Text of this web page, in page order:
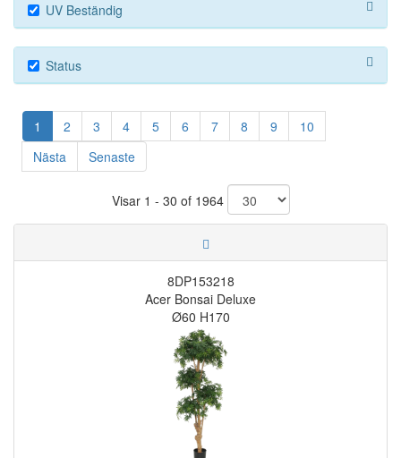
UV Beständig
Status
1 2 3 4 5 6 7 8 9
10
Nästa
Senaste
Visar 1 - 30 of 1964
8DP153218
Acer Bonsai Deluxe
Ø60 H170